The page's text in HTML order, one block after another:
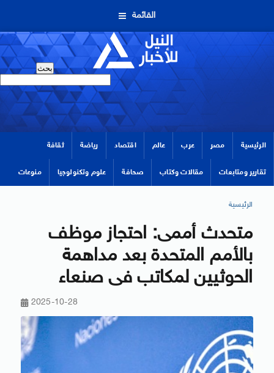
القائمة
الرئيسية مصر عرب عالم اقتصاد رياضة ثقافة
تقارير ومتابعات مقالات وكتاب صحافة علوم وتكنولوجيا منوعات
الرئيسية
متحدث أممى: احتجاز موظف
بالأمم المتحدة بعد مداهمة
الحوثيين لمكاتب فى صنعاء
2025-10-28